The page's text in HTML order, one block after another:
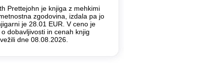
Prettejohn je knjiga z mehkimi
zgodovina, izdala pa jo
je 28.01 EUR. V ceno je
dobavljivosti in cenah knjig
dne 08.08.2026.